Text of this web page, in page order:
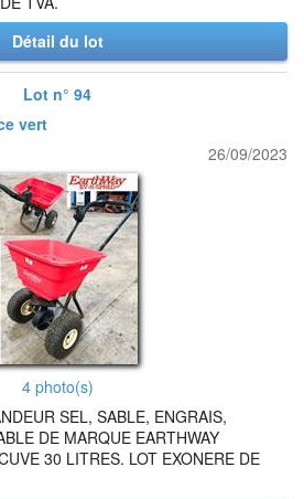
Détail du lot
Lot n° 94
vert
26/09/2023
4 photo(s)
SEL, SABLE, ENGRAIS,
DE MARQUE EARTHWAY
30 LITRES. LOT EXONERE DE